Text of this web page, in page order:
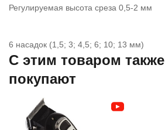
Регулируемая высота среза 0,5-2 мм
6 насадок (1,5; 3; 4,5; 6; 10; 13 мм)
C этим товаром также
покупают